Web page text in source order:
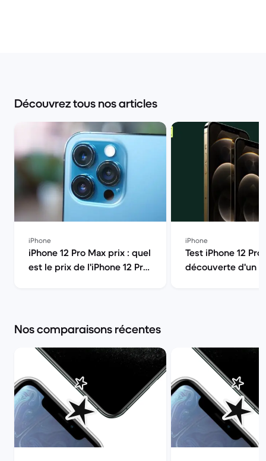
Découvrez tous nos articles
iPhone
iPhone 12 Pro Max prix : quel
est le prix de l'iPhone 12 Pro
iPhone
Test iPhone 12 Pro
découverte d'un
Nos comparaisons récentes